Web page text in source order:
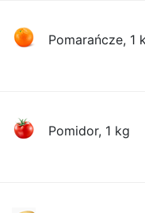
Pomarańcze, 1
Pomidor, 1 kg